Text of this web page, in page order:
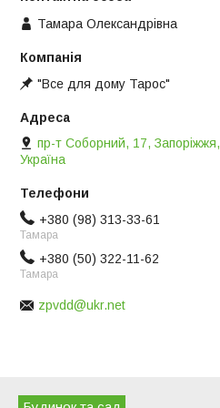
Тамара Олександрівна
"Все для дому Тарос"
пр-т Соборний, 17, Запоріжжя,
Україна
+380 (98) 313-33-61
Тамара
+380 (50) 322-11-62
Тамара
zpvdd@ukr.net